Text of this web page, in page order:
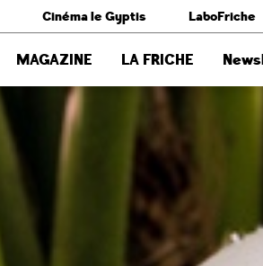
Cinéma le Gyptis LaboFriche
MAGAZINE LA FRICHE